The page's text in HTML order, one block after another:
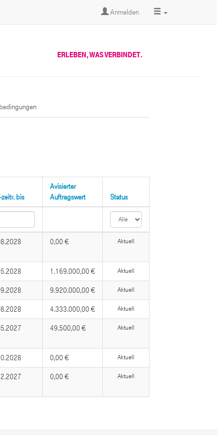
Anmelden
ERLEBEN, WAS VERBINDET.
bis
Avisierter
Auftragswert
Status
0,00 € Aktuell
1.169.000,00 € Aktuell
9.920.000,00 € Aktuell
4.333.000,00 € Aktuell
49.500,00 € Aktuell
0,00 € Aktuell
0,00 € Aktuell